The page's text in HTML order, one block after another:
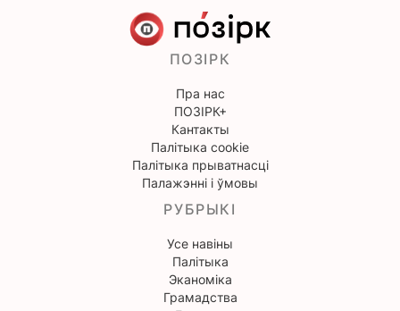
ПОЗІРК
Пра нас
ПОЗІРК+
Кантакты
Палітыка cookie
Палітыка прыватнасці
Палажэнні і ўмовы
РУБРЫКІ
Усе навіны
Палітыка
Эканоміка
Грамадства